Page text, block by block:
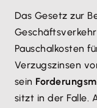
Das Gesetz zur
Pauschalkosten
Verzugszinsen
sein
sitzt in der Falle.